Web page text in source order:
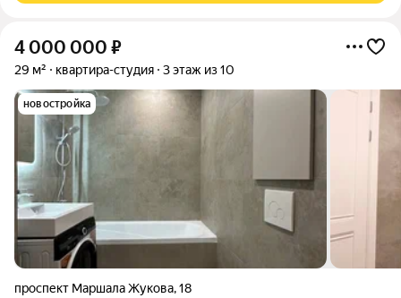
4 000 000 ₽
29 м² квартира-студия 3 этаж из 10
новостройка
проспект Маршала Жукова,18